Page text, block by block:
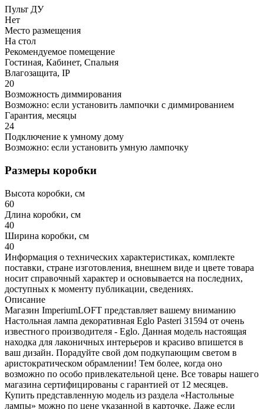
Пульт ДУ
Нет
Место размещения
На стол
Рекомендуемое помещение
Гостиная, Кабинет, Спальня
Влагозащита, IP
20
Возможность диммирования
Возможно: если установить лампочки с диммированием
Гарантия, месяцы
24
Подключение к умному дому
Возможно: если установить умную лампочку
Размеры коробки
Высота коробки, см
60
Длина коробки, см
40
Ширина коробки, см
40
Информация о технических характеристиках, комплекте
поставки, стране изготовления, внешнем виде и цвете товара
носит справочный характер и основывается на последних,
доступных к моменту публикации, сведениях.
Описание
Магазин ImperiumLOFT представляет вашему вниманию
Настольная лампа декоративная Eglo Pasteri 31594 от очень
известного производителя - Eglo. Данная модель настоящая
находка для лаконичных интерьеров и красиво впишется в
ваш дизайн. Порадуйте свой дом подкупающим светом в
аристократическом обрамлении! Тем более, когда оно
возможно по особо привлекательной цене. Все товары нашего
магазина сертифицированы с гарантией от 12 месяцев.
Купить представленную модель из раздела «Настольные
лампы» можно по цене указанной в карточке. Даже если